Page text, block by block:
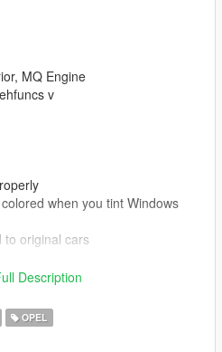
MQ Engine
v
when you tint Windows
to original cars
Description
OPEL